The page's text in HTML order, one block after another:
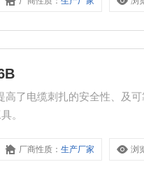
了电缆刺扎的安全性、及
。
厂商性质：生产厂家 浏